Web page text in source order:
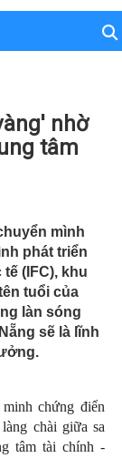
nhờ
tâm
mình
phát triển
(IFC), khu
tuổi của
làn sóng
sẽ là lĩnh
chứng điển
chài giữa sa
tâm tài chính -